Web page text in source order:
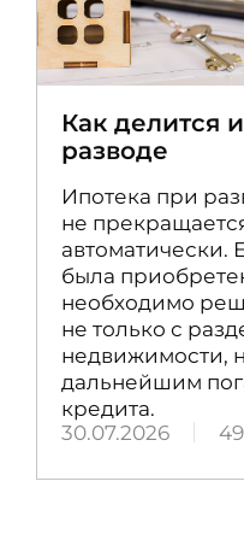
Как делится
разводе
Ипотека при
не
автоматически.
была
необходимо
не только с
недвижимости,
дальнейшим
кредита.
30.07.2026
49